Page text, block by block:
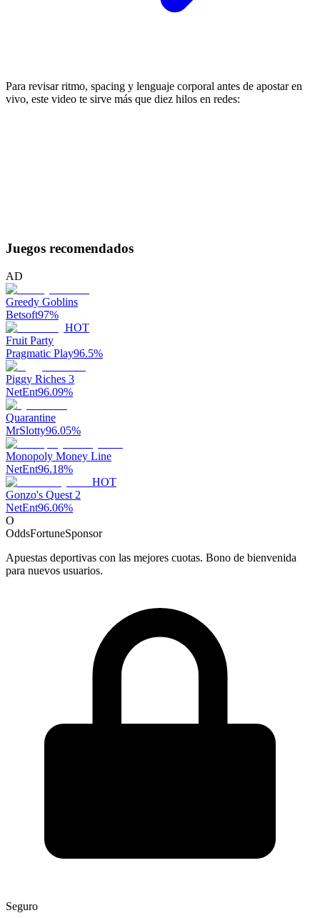
Para revisar ritmo, spacing y lenguaje corporal antes de apostar en
vivo, este video te sirve más que diez hilos en redes:
Juegos recomendados
AD
Greedy Goblins
Betsoft97%
HOT
Fruit Party
Pragmatic Play96.5%
Piggy Riches 3
NetEnt96.09%
Quarantine
MrSlotty96.05%
Monopoly Money Line
NetEnt96.18%
HOT
Gonzo's Quest 2
NetEnt96.06%
O
OddsFortuneSponsor
Apuestas deportivas con las mejores cuotas. Bono de bienvenida
para nuevos usuarios.
Seguro